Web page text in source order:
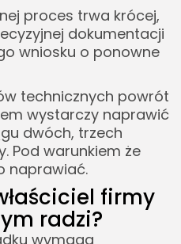
proces trwa krócej,
dokumentacji
wniosku o ponowne
technicznych powrót
wystarczy naprawić
dwóch, trzech
Pod warunkiem że
naprawiać.
firmy
radzi?
wymaga